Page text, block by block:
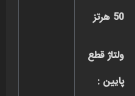
50 هرتز
ولتاژ قطع
پایین :